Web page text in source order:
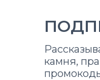
камня,